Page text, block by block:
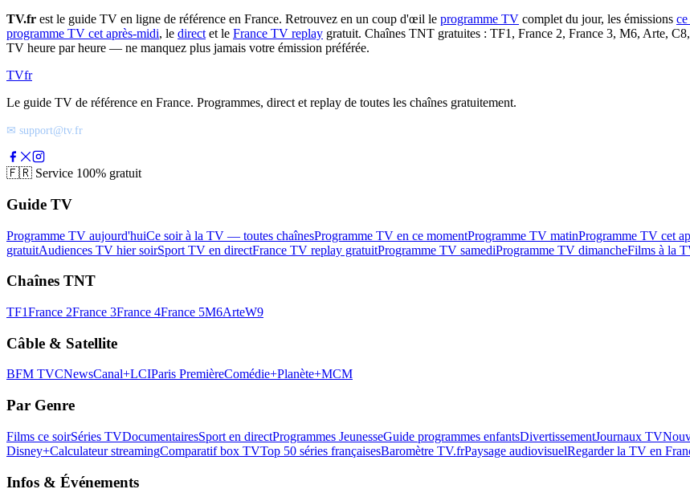
TV.fr est le guide TV en ligne de référence en France. Retrouvez en un coup d'œil le programme TV complet du jour, les émissions
programme TV cet après-midi, le direct et le France TV replay gratuit. Chaînes TNT gratuites : TF1, France 2, France 3, M6, Arte,
TV heure par heure — ne manquez plus jamais votre émission préférée.
TVfr
Le guide TV de référence en France. Programmes, direct et replay de toutes les chaînes gratuitement.
✉ support@tv.fr
🇫🇷 Service 100% gratuit
Guide TV
Programme TV aujourd'huiCe soir à la TV — toutes chaînesProgramme TV en ce momentProgramme TV matinProgramme TV cet
gratuitAudiences TV hier soirSport TV en directFrance TV replay gratuitProgramme TV samediProgramme TV dimancheFilms à la
Chaînes TNT
TF1France 2France 3France 4France 5M6ArteW9
Câble & Satellite
BFM TVCNewsCanal+LCIParis PremièreComédie+Planète+MCM
Par Genre
Films ce soirSéries TVDocumentairesSport en directProgrammes JeunesseGuide programmes enfantsDivertissementJournaux TV
Disney+Calculateur streamingComparatif box TVTop 50 séries françaisesBaromètre TV.frPaysage audiovisuelRegarder la TV en
Infos & Événements